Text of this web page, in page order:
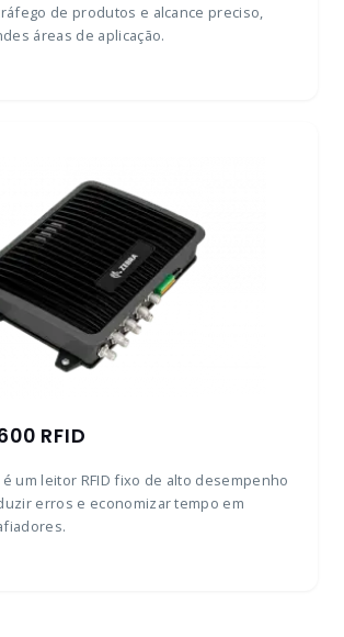
de produtos e alcance preciso,
áreas de aplicação.
RFID
é um leitor RFID fixo de alto desempenho
erros e economizar tempo em